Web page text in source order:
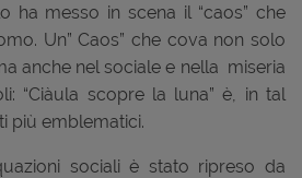
ha messo in scena il “caos” che
Un” Caos” che cova non solo
anche nel sociale e nella miseria
“Ciàula scopre la luna” è, in tal
più emblematici.
sociali è stato ripreso da